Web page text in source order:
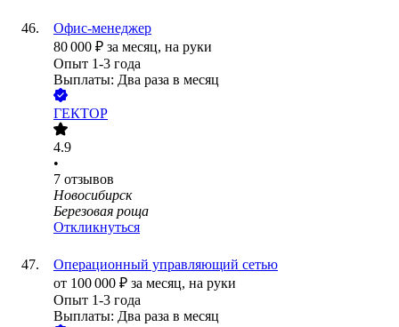
Офис-менеджер
80 000 ₽ за месяц, на руки
Опыт 1-3 года
Выплаты: Два раза в месяц
ГЕКТОР
4.9
•
7 отзывов
Новосибирск
Березовая роща
Откликнуться
Операционный управляющий сетью
от 100 000 ₽ за месяц, на руки
Опыт 1-3 года
Выплаты: Два раза в месяц